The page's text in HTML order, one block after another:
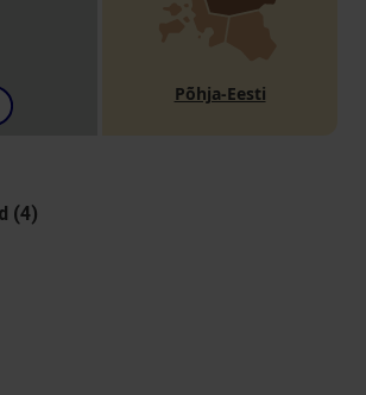
Põhja-Eesti
(4)